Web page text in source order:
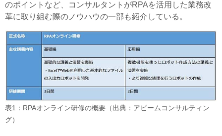
のポイントなど、コンサルタントがRPAを活用した業務改
革に取り組む際のノウハウの一部も紹介している。
表1：RPAオンライン研修の概要（出典：アビームコンサルティン
グ）